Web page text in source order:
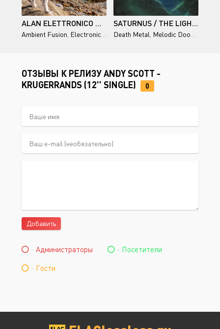
ALAN ELETTRONICO — ODYSSEY
Ambient Fusion Electronica Chillout Techno
SATURNUS / THE LIGHTHOUSE SESSION II
Death Metal Melodic Doom Metal
ОТЗЫВЫ К РЕЛИЗУ ANDY SCOTT -
KRUGERRANDS (12'' SINGLE)
0
Добавить
- Администраторы - Посетители
- Гости